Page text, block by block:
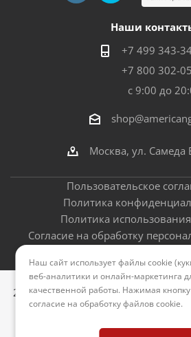
Наши
+7 499 343-
+7 800 302-
с 9:00 до
Москва, ул. Самеда
Пользовательское
Политика
Политика
Согласие на обработку
2012–2026 © Американские
Наш сайт использует файлы cookie
веб-аналитики и онлайн-маркетинга
качественной работы. Нажимая
согласие на обработку файлов cookie.